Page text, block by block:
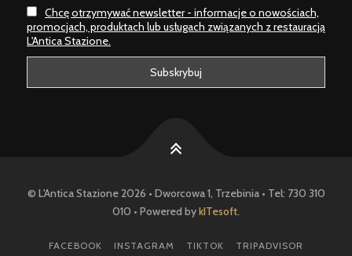
Chcę otrzymywać newsletter - informacje o nowościach,
promocjach, produktach lub usługach związanych z restauracją
L'Antica Stazione.
© L'Antica Stazione 2026 • Dworcowa 1, Trzebinia • Tel: 730 310
010 • Powered bykITesoft.
FACEBOOK INSTAGRAM TIKTOK TRIPADVISOR